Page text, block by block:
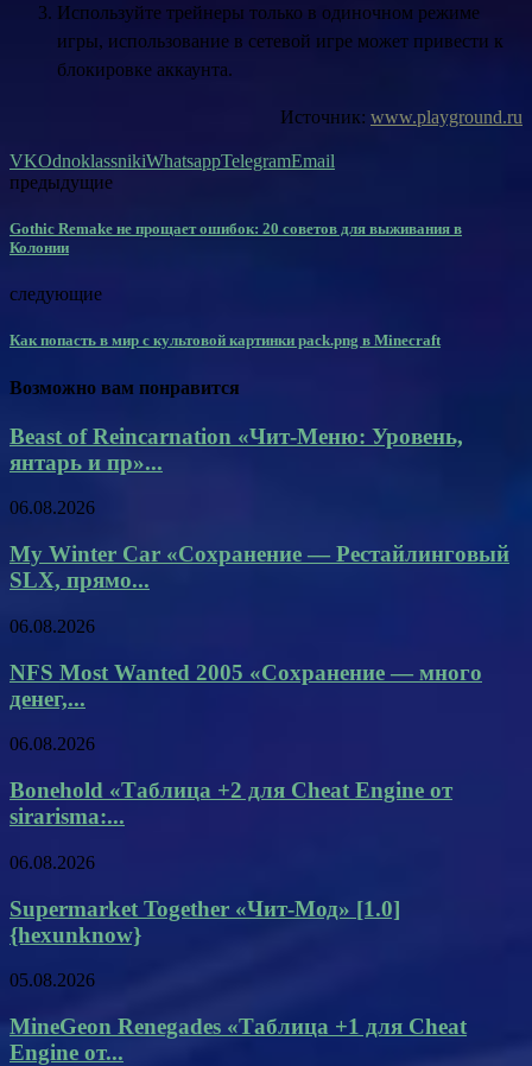
Используйте трейнеры только в одиночном режиме
игры, использование в сетевой игре может привести к
блокировке аккаунта.
Источник: www.playground.ru
VKOdnoklassnikiWhatsappTelegramEmail
предыдущие
Gothic Remake не прощает ошибок: 20 советов для выживания в
Колонии
следующие
Как попасть в мир с культовой картинки pack.png в Minecraft
Возможно вам понравится
Beast of Reincarnation «Чит-Меню: Уровень,
янтарь и пр»...
06.08.2026
My Winter Car «Сохранение — Рестайлинговый
SLX, прямо...
06.08.2026
NFS Most Wanted 2005 «Сохранение — много
денег,...
06.08.2026
Bonehold «Таблица +2 для Cheat Engine от
sirarisma:...
06.08.2026
Supermarket Together «Чит-Мод» [1.0]
{hexunknow}
05.08.2026
MineGeon Renegades «Таблица +1 для Cheat
Engine от...